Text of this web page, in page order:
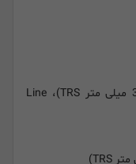
ورودی صدا: HDMI، ورودی میکروفون (3.5 میلی متر TRS)، Line